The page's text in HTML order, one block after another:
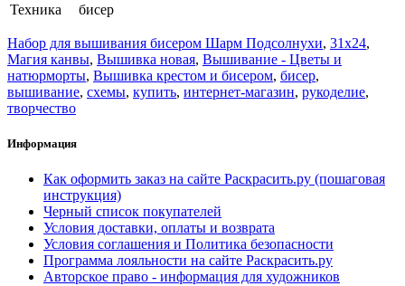
Техника
бисер
Набор для вышивания бисером Шарм Подсолнухи, 31x24,
Магия канвы, Вышивка новая, Вышивание - Цветы и
натюрморты, Вышивка крестом и бисером, бисер,
вышивание, схемы, купить, интернет-магазин, рукоделие,
творчество
Информация
Как оформить заказ на сайте Раскрасить.ру (пошаговая
инструкция)
Черный список покупателей
Условия доставки, оплаты и возврата
Условия соглашения и Политика безопасности
Программа лояльности на сайте Раскрасить.ру
Авторское право - информация для художников